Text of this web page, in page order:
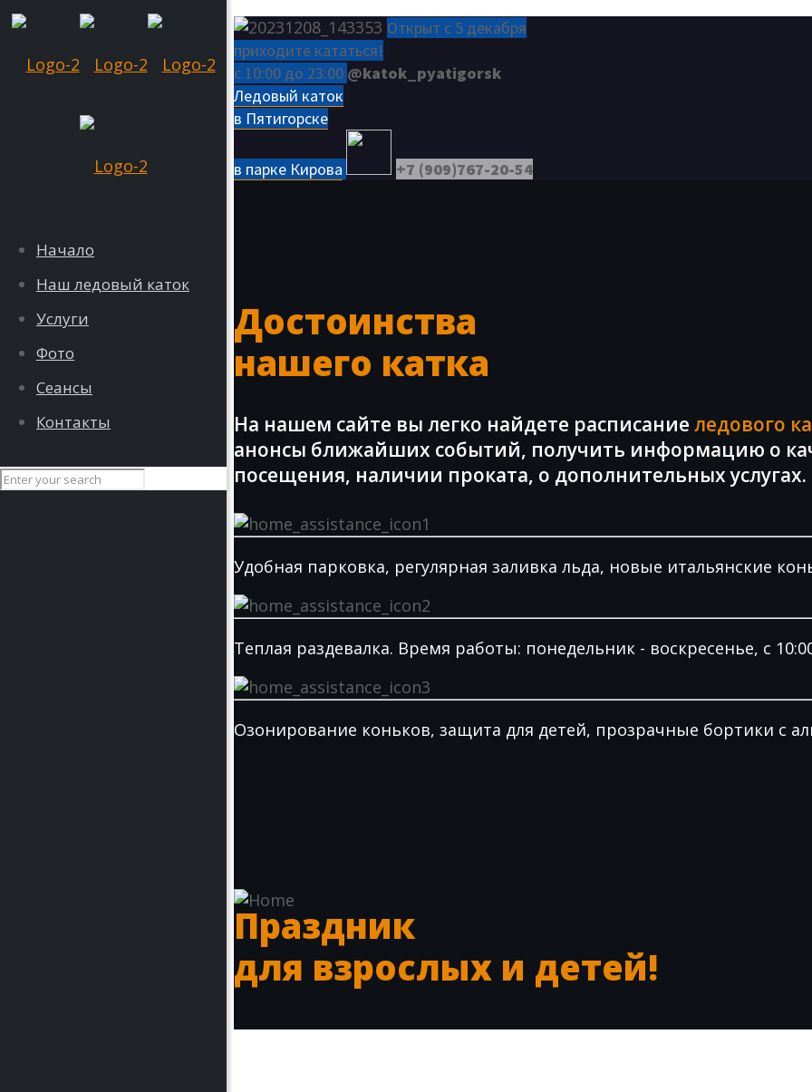
Начало
Наш ледовый каток
Услуги
Фото
Сеансы
Контакты
Открыт с 5 декабря
приходите кататься!
с 10:00 до 23:00 @katok_pyatigorsk
Ледовый каток
в Пятигорске
в парке Кирова +7 (909)767-20-54
Достоинства
нашего катка
На нашем сайте вы легко найдете расписание ледового
анонсы ближайших событий, получить информацию о
посещения, наличии проката, о дополнительных услугах.
Удобная парковка, регулярная заливка льда, новые итальянские
Теплая раздевалка. Время работы: понедельник - воскресенье, с
Озонирование коньков, защита для детей, прозрачные бортики с
Праздник
для взрослых и детей!